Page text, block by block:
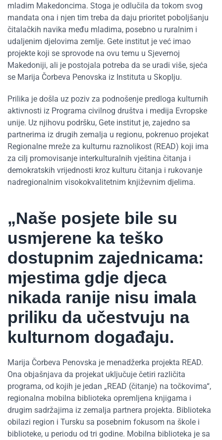
mladim Makedoncima. Stoga je odlučila da tokom svog
mandata ona i njen tim treba da daju prioritet poboljšanju
čitalačkih navika među mladima, posebno u ruralnim i
udaljenim djelovima zemlje. Gete institut je već imao
projekte koji se sprovode na ovu temu u Sjevernoj
Makedoniji, ali je postojala potreba da se uradi više, sjeća
se Marija Čorbeva Penovska iz Instituta u Skoplju.
Prilika je došla uz poziv za podnošenje predloga kulturnih
aktivnosti iz Programa civilnog društva i medija Evropske
unije. Uz njihovu podršku, Gete institut je, zajedno sa
partnerima iz drugih zemalja u regionu, pokrenuo projekat
Regionalne mreže za kulturnu raznolikost (READ) koji ima
za cilj promovisanje interkulturalnih vještina čitanja i
demokratskih vrijednosti kroz kulturu čitanja i rukovanje
nadregionalnim visokokvalitetnim književnim djelima.
„Naše posjete bile su
usmjerene ka teško
dostupnim zajednicama:
mjestima gdje djeca
nikada ranije nisu imala
priliku da učestvuju na
kulturnom događaju.
Marija Čorbeva Penovska je menadžerka projekta READ.
Ona objašnjava da projekat uključuje četiri različita
programa, od kojih je jedan „READ (čitanje) na točkovima“,
regionalna mobilna biblioteka opremljena knjigama i
drugim sadržajima iz zemalja partnera projekta. Biblioteka
obilazi region i Tursku sa posebnim fokusom na škole i
biblioteke, u periodu od tri godine. Mobilna biblioteka je sa